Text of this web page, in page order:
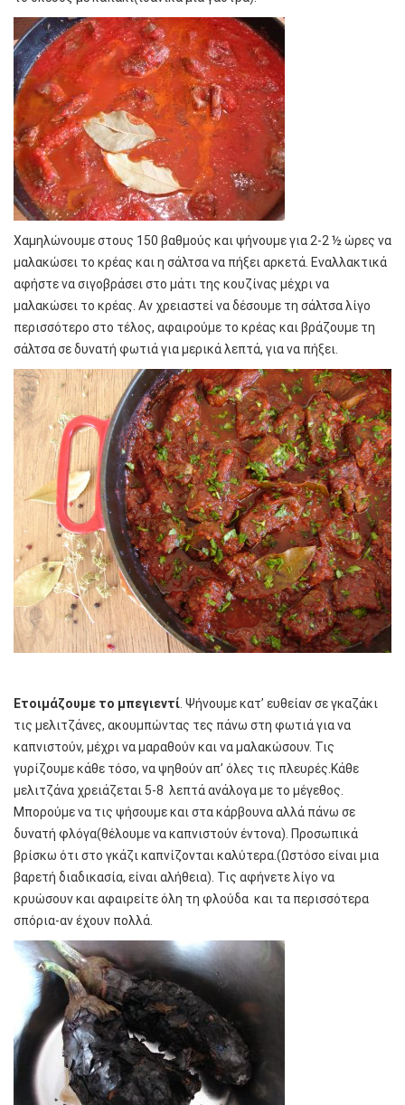
Χαμηλώνουμε στους 150 βαθμούς και ψήνουμε για 2-2 ½ ώρες να
μαλακώσει το κρέας και η σάλτσα να πήξει αρκετά. Εναλλακτικά
αφήστε να σιγοβράσει στο μάτι της κουζίνας μέχρι να
μαλακώσει το κρέας. Αν χρειαστεί να δέσουμε τη σάλτσα λίγο
περισσότερο στο τέλος, αφαιρούμε το κρέας και βράζουμε τη
σάλτσα σε δυνατή φωτιά για μερικά λεπτά, για να πήξει.
Ετοιμάζουμε το μπεγιεντί . Ψήνουμε κατ’ ευθείαν σε γκαζάκι
τις μελιτζάνες, ακουμπώντας τες πάνω στη φωτιά για να
καπνιστούν, μέχρι να μαραθούν και να μαλακώσουν. Τις
γυρίζουμε κάθε τόσο, να ψηθούν απ’ όλες τις πλευρές.Κάθε
μελιτζάνα χρειάζεται 5-8 λεπτά ανάλογα με το μέγεθος.
Μπορούμε να τις ψήσουμε και στα κάρβουνα αλλά πάνω σε
δυνατή φλόγα(θέλουμε να καπνιστούν έντονα). Προσωπικά
βρίσκω ότι στο γκάζι καπνίζονται καλύτερα.(Ωστόσο είναι μια
βαρετή διαδικασία, είναι αλήθεια). Τις αφήνετε λίγο να
κρυώσουν και αφαιρείτε όλη τη φλούδα και τα περισσότερα
σπόρια-αν έχουν πολλά.